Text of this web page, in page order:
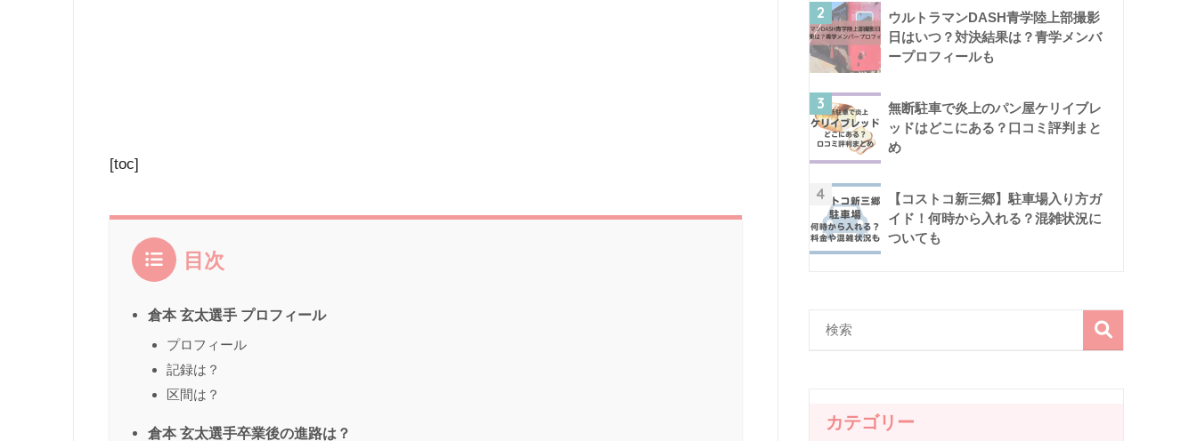
[toc]
目次
倉本 玄太選手 プロフィール
プロフィール
記録は？
区間は？
倉本 玄太選手卒業後の進路は？
2
ウルトラマンDASH青学陸上部撮影
日はいつ？対決結果は？青学メンバ
ープロフィールも
3
無断駐車で炎上のパン屋ケリイブレ
ッドはどこにある？口コミ評判まと
め
4
【コストコ新三郷】駐車場入り方ガ
イド！何時から入れる？混雑状況に
ついても
カテゴリー